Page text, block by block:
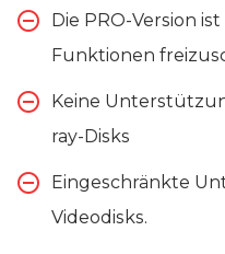
Die PRO-Version
Funktionen
Keine
ray-Disks
Eingeschränkte
Videodisks.